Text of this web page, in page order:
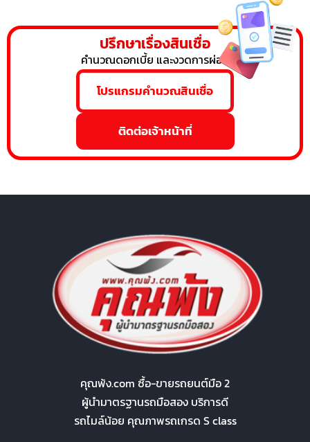
ปรึกษาเรื่องสินเชื่อ
คำนวณดอกเบี้ย และงวดการผ่อน
โปรแกรมคำนวณสินเชื่อ
ติดต่อเจ้าหน้าที่
คุณพ้ง.com ซื้อ-ขายรถยนต์มือ 2
ผู้นำมาตรฐานรถมือสอง บริการดี
รถไมล์น้อย คุณภาพรถเกรด S class